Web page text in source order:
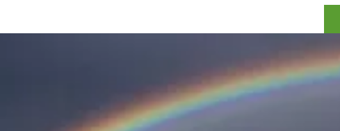
Как добраться
Люди, прославившие Алтай
Карты и буклеты